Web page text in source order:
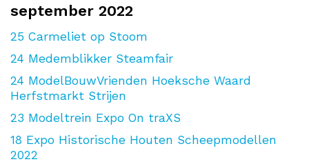
september 2022
25 Carmeliet op Stoom
24 Medemblikker Steamfair
24 ModelBouwVrienden Hoeksche Waard
Herfstmarkt Strijen
23 Modeltrein Expo On traXS
18 Expo Historische Houten Scheepmodellen
2022